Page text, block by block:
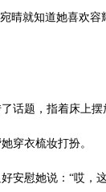
就知道她喜欢容
题，指着床上摆
穿衣梳妆打扮。
慰她说：“哎，